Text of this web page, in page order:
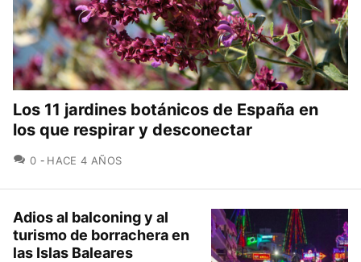
Los 11 jardines botánicos de España en
los que respirar y desconectar
0 COMENTARIOS
HACE 4 AÑOS
Adios al balconing y al
turismo de borrachera en
las Islas Baleares